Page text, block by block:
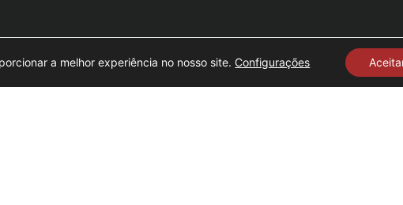
a melhor experiência no nosso site. Configurações